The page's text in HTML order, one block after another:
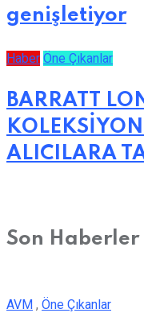
genişletiyor
Haber Öne Çıkanlar
BARRATT
ALICILARA
Son Haberler
AVM , Öne Çıkanlar